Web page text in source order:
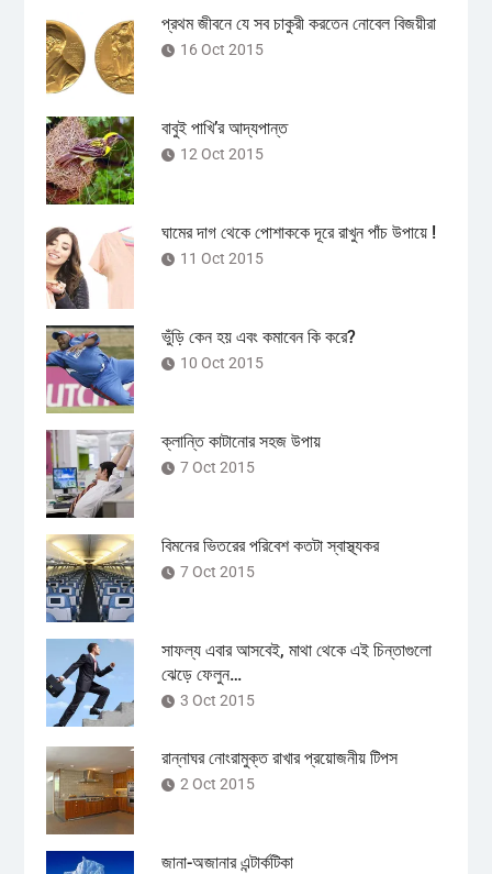
প্রথম জীবনে যে সব চাকুরী করতেন নোবেল বিজয়ীরা
16 Oct 2015
বাবুই পাখি’র আদ্যপান্ত
12 Oct 2015
ঘামের দাগ থেকে পোশাককে দূরে রাখুন পাঁচ উপায়ে !
11 Oct 2015
ভুঁড়ি কেন হয় এবং কমাবেন কি করে?
10 Oct 2015
ক্লান্তি কাটানোর সহজ উপায়
7 Oct 2015
বিমনের ভিতরের পরিবেশ কতটা স্বাস্থ্যকর
7 Oct 2015
সাফল্য এবার আসবেই, মাথা থেকে এই চিন্তাগুলো
ঝেড়ে ফেলুন…
3 Oct 2015
রান্নাঘর নোংরামুক্ত রাখার প্রয়োজনীয় টিপস
2 Oct 2015
জানা-অজানার এন্টার্কটিকা